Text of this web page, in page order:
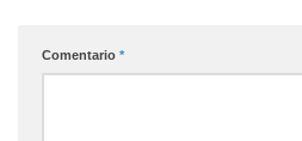
Comentario *